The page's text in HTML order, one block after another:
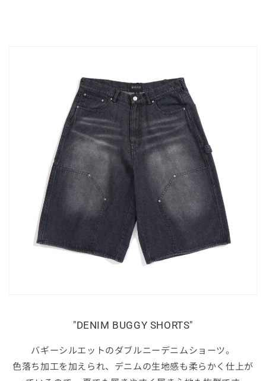
"DENIM BUGGY SHORTS"
バギーシルエットのダブルニーデニムショーツ。
色落ち加工を加えられ、デニムの生地感も柔らかく仕上が